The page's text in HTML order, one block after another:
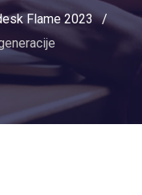
Flame 2023 /